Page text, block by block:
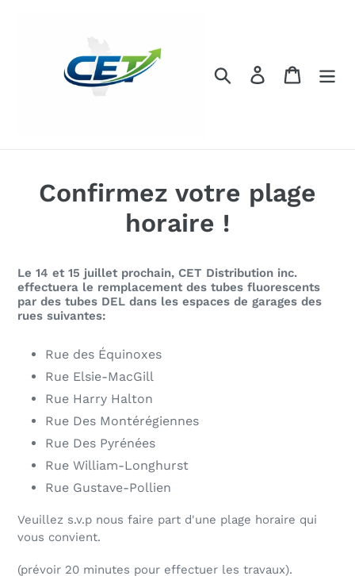
RechercherSe connecter
Panier
Confirmez votre plage
horaire !
Le 14 et 15 juillet prochain, CET Distribution inc.
effectuera le remplacement des tubes fluorescents
par des tubes DEL dans les espaces de garages des
rues suivantes:
Rue des Équinoxes
Rue Elsie-MacGill
Rue Harry Halton
Rue Des Montérégiennes
Rue Des Pyrénées
Rue William-Longhurst
Rue Gustave-Pollien
Veuillez s.v.p nous faire part d'une plage horaire qui
vous convient.
(prévoir 20 minutes pour effectuer les travaux).